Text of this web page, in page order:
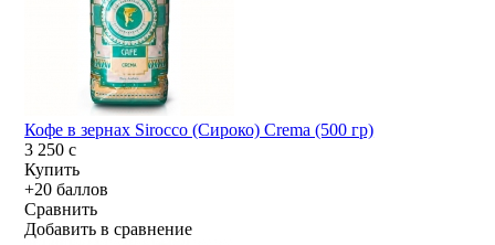
Кофе в зернах Sirocco (Сироко) Crema (500 гр)
3 250c
Купить
+20 баллов
Сравнить
Добавить в сравнение